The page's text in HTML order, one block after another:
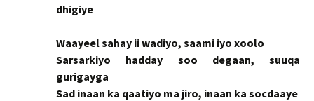
dhigiye
Waayeel sahay ii wadiyo, saami iyo xoolo
Sarsarkiyo hadday soo degaan, suuqa
gurigayga
Sad inaan ka qaatiyo ma jiro, inaan ka socdaaye